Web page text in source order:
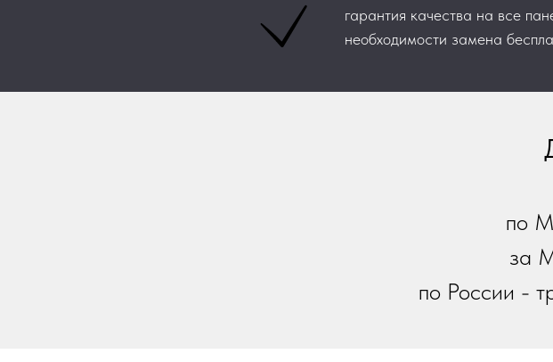
гарантия качества на все
необходимости замена
по
за
по России -